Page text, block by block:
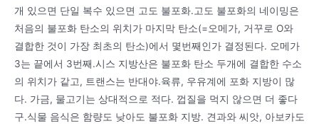
개 있으면 단일 복수 있으면 고도 불포화.고도 불포화의 네이밍은
처음의 불포화 탄소의 위치가 마지막 탄소(=오메가, 거꾸로 O와
결합한 것이 가장 최초의 탄소)에서 몇번째인가 결정된다. 오메가
3는 끝에서 3번째.시스 지방산은 불포화 탄소 두개에 결합한 수소
의 위치가 같고, 트랜스는 반대야.육류, 우유계에 포화 지방이 많
다. 가금, 물고기는 상대적으로 적다. 껍질을 먹지 않으면 더 좋다
구.식물 음식은 함량도 낮아도 불포화 지방. 견과와 씨앗, 아보카도